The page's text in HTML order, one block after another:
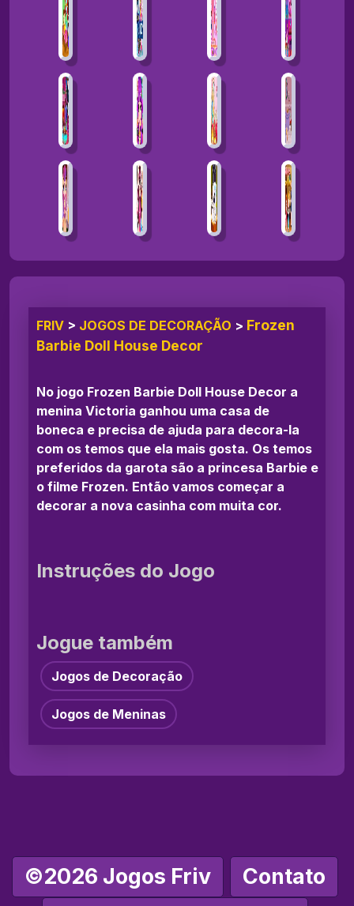
FRIV > JOGOS DE DECORAÇÃO > Frozen
Barbie Doll House Decor
No jogo Frozen Barbie Doll House Decor a
menina Victoria ganhou uma casa de
boneca e precisa de ajuda para decora-la
com os temos que ela mais gosta. Os temos
preferidos da garota são a princesa Barbie e
o filme Frozen. Então vamos começar a
decorar a nova casinha com muita cor.
Instruções do Jogo
Jogue também
Jogos de Decoração
Jogos de Meninas
©2026 Jogos Friv
Contato